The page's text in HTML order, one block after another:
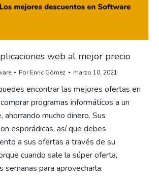
web al mejor precio
PorEnric Gómez marzo 10, 2021
encontrar las mejores ofertas en
programas informáticos a un
ahorrando mucho dinero. Sus
esporádicas, así que debes
a sus ofertas a través de su
cuando sale la súper oferta,
semanas para aprovecharla.